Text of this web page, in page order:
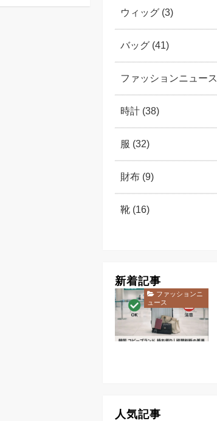
ウィッグ (3)
バッグ (41)
ファッションニュース
時計 (38)
服 (32)
財布 (9)
靴 (16)
新着記事
ファッションニ
ュース
人気記事